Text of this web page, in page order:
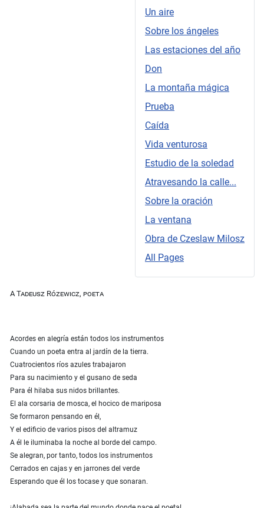
Un aire
Sobre los ángeles
Las estaciones del año
Don
La montaña mágica
Prueba
Caída
Vida venturosa
Estudio de la soledad
Atravesando la calle...
Sobre la oración
La ventana
Obra de Czeslaw Milosz
All Pages
A Tadeusz Rózewicz, poeta
Acordes en alegría están todos los instrumentos
Cuando un poeta entra al jardín de la tierra.
Cuatrocientos ríos azules trabajaron
Para su nacimiento y el gusano de seda
Para él hilaba sus nidos brillantes.
El ala corsaria de mosca, el hocico de mariposa
Se formaron pensando en él,
Y el edificio de varios pisos del altramuz
A él le iluminaba la noche al borde del campo.
Se alegran, por tanto, todos los instrumentos
Cerrados en cajas y en jarrones del verde
Esperando que él los tocase y que sonaran.